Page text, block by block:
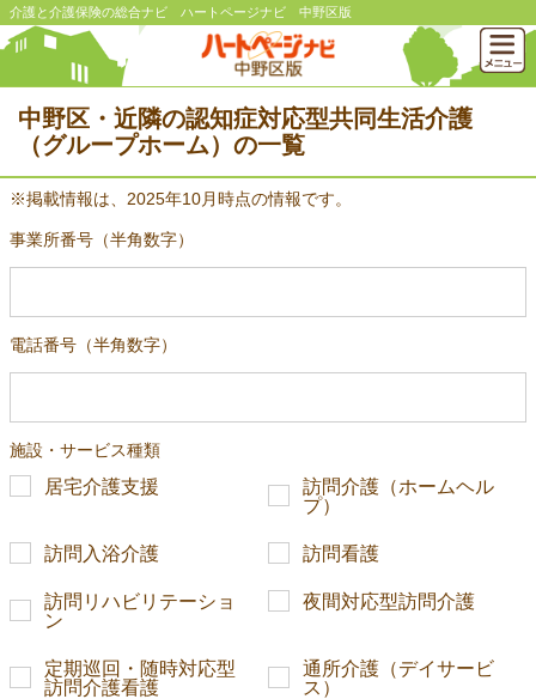
介護と介護保険の総合ナビ ハートページナビ 中野区版
中野区・近隣の認知症対応型共同生活介護
（グループホーム）の一覧
※掲載情報は、2025年10月時点の情報です。
事業所番号（半角数字）
電話番号（半角数字）
施設・サービス種類
居宅介護支援
訪問介護（ホームヘル
プ）
訪問入浴介護 訪問看護
訪問リハビリテーショ
ン
夜間対応型訪問介護
定期巡回・随時対応型
訪問介護看護
通所介護（デイサービ
ス）